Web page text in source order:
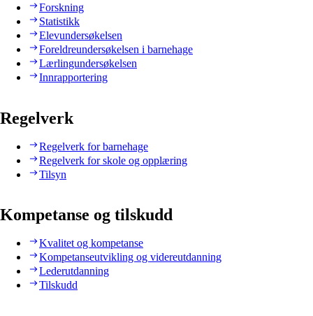
Forskning
Statistikk
Elevundersøkelsen
Foreldreundersøkelsen i barnehage
Lærlingundersøkelsen
Innrapportering
Regelverk
Regelverk for barnehage
Regelverk for skole og opplæring
Tilsyn
Kompetanse og tilskudd
Kvalitet og kompetanse
Kompetanseutvikling og videreutdanning
Lederutdanning
Tilskudd